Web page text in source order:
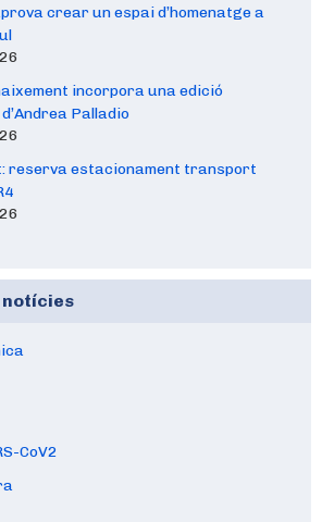
crear un espai d’homenatge a
incorpora una edició
Palladio
reserva estacionament transport
notícies
CoV2